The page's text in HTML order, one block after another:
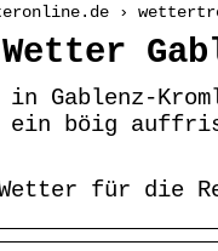
›
Gablenz-
ein böig
Wetter für die